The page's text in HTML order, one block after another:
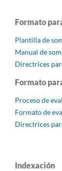
Formato
Plantilla de
Manual de
Directrices
Formato
Proceso de
Formato de
Directrices
Indexación